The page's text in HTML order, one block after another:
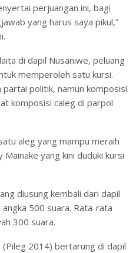
perjuangan ini, bagi
yang harus saya pikul,”
di dapil Nusaniwe, peluang
memperoleh satu kursi.
politik, namun komposisi
komposisi caleg di parpol
aleg yang mampu meraih
yang kini duduki kursi
diusung kembali dari dapil
500 suara. Rata-rata
300 suara.
2014) bertarung di dapil